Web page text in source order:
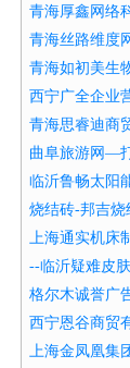
青海厚鑫网络
青海丝路维度
青海如初美生
西宁广全企业
青海思睿迪商
曲阜旅游网―
临沂鲁畅太阳
烧结砖-邦吉
上海通实机床
--临沂疑难皮
格尔木诚誉广
西宁恩谷商贸
上海金凤凰集